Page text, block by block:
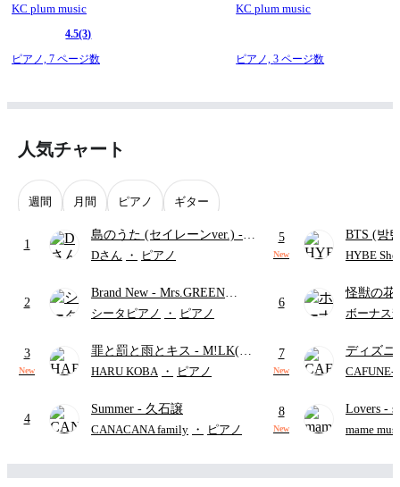
KC plum music
4.5(3)
ピアノ, 7 ページ数
KC plum music
ピアノ,3 ページ数
人気チャート
週間 月間 ピアノ ギター
1
島のうた (セイレーンver.) -
セイレーン(CV.鈴木みのり)
ード・ペダル付き/『映画ちい
かわ 人魚の島のひみつ』よ
Dさん ・ ピアノ
2
Brand New - Mrs.GREEN
APPLE
シータピアノ ・ ピアノ
3
New
罪と罰と雨とキス - M!LK(佐
野勇斗&吉田仁人)
HARU KOBA ・ ピアノ
4
Summer - 久石譲
CANACANA family ・ ピアノ
5
New
BTS (방
HYBE
6
怪獣の
ードパー
ボーナス
7
New
ディズ
レー-
ード有)
CAFUNE-
8
New
Lovers -
ト)
mame